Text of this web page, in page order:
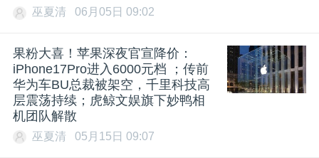
巫夏清 06月05日 09:02
果粉大喜！苹果深夜官宣降价：
iPhone17Pro进入6000元档 ；传前
华为车BU总裁被架空，千里科技高
层震荡持续；虎鲸文娱旗下妙鸭相
机团队解散
巫夏清 05月15日 09:07